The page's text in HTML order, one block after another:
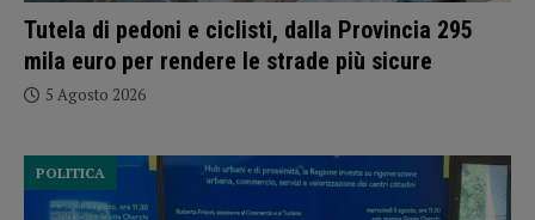
Tutela di pedoni e ciclisti, dalla Provincia 295
mila euro per rendere le strade più sicure
5 Agosto 2026
POLITICA